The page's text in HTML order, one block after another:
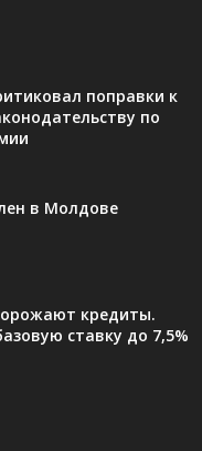
поправки к
по
в Молдове
кредиты.
ставку до 7,5%